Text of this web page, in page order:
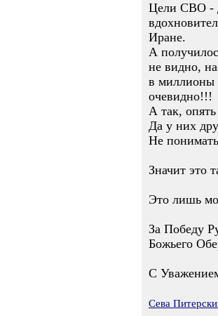
Цели СВО -
Иране.
А
не видно,
в миллионы
очевидно!!!
А так,
Да у них
Не
Значит это
Это лишь
За Победу
Божьего
С
Сева